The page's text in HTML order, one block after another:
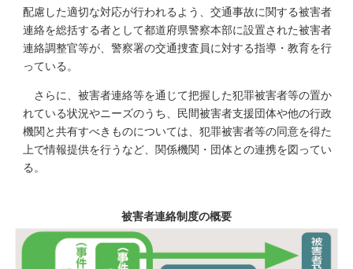
配慮した適切な対応が行われるよう、交通事故に関する被害者
連絡を総括する者として都道府県警察本部に設置された被害者
連絡調整官等が、警察署の交通捜査員に対する指導・教育を行
っている。
さらに、被害者連絡等を通じて把握した犯罪被害者等の置か
れている状況やニーズのうち、民間被害者支援団体や他の行政
機関と共有すべきものについては、犯罪被害者等の同意を得た
上で情報提供を行うなど、関係機関・団体との連携を図ってい
る。
被害者連絡制度の概要